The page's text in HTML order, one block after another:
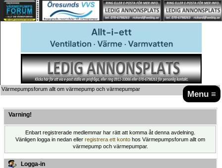
Menu ≡
Värmepumpsforum allt om värmepump och värmepumpar
Varning!
Enbart registrerade medlemmar har rätt att komma åt denna avdelning.
Vänligen logga in nedan eller registrera ett konto hos Värmepumpsforum allt om
värmepump och värmepumpar.
Logga-in